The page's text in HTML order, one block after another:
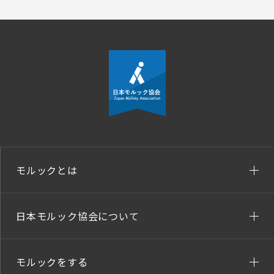
モルックとは
日本モルック協会について
モルックをする